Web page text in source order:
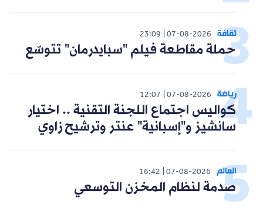
ثقافة 07-08-2026
23:09
حملة مقاطعة فيلم "سبايدرمان" تتوسّع
رياضة 07-08-2026
12:07
كواليس اجتماع اللجنة التقنية .. اختيار
سانشيز و"إسبانية" عنتر وترشيح زاوي
العالم 07-08-2026
16:42
صدمة لنظام المخزن التوسعي